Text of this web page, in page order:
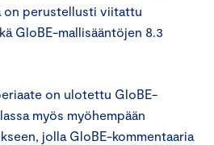
on perustellusti viitattu
GloBE-mallisääntöjen 8.3
on ulotettu GloBE-
myös myöhempään
jolla GloBE-kommentaaria